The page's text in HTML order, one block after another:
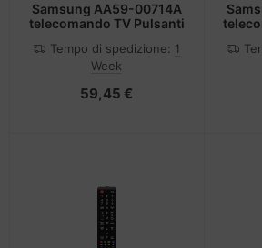
Samsung AA59-00714A
telecomando TV Pulsanti
Tempo di spedizione: 1
Week
59,45 €